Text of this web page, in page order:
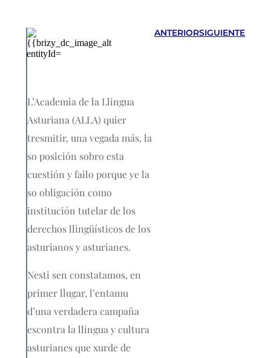
L’Academia de la Llingua
Asturiana (ALLA) quier
tresmitir, una vegada más, la
so posición sobro esta
cuestión y failo porque ye la
so obligación como
institución tutelar de los
derechos llingüísticos de los
asturianos y asturianes.
Nesti sen constatamos, en
primer llugar, l’entamu
d’una verdadera campaña
escontra la llingua y cultura
asturianes que xurde de
ANTERIORSIGUIENTE